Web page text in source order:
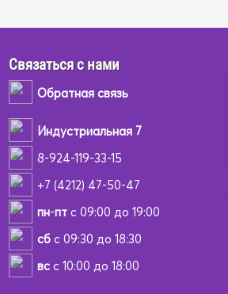
Связаться с нами
Обратная связь
Индустриальная 7
8-924-119-33-15
+7 (4212) 47-50-47
пн-птс 09:00 до 19:00
сбс 09:30 до 18:30
всс 10:00 до 18:00